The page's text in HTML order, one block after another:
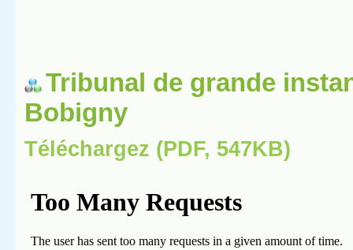
Tribunal de grande
Bobigny
Téléchargez (PDF, 547KB)